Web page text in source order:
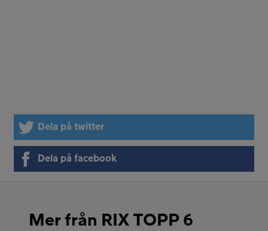
Dela på twitter
Dela på facebook
Mer från RIX TOPP 6